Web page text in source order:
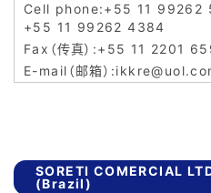
+55 11 99262
+55 11 99262 4384
+55 11 2201
SORETI COMERCIAL
(Brazil)